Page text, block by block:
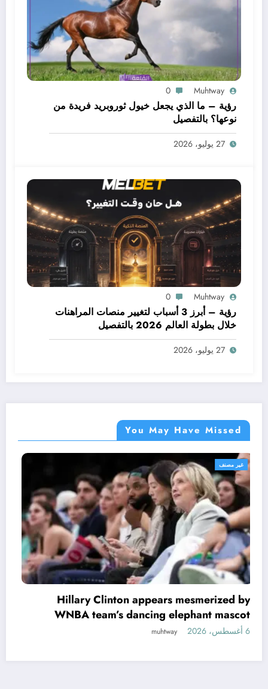
Muhtway
0
رؤية – ما الذي يجعل خيول ثوروبريد فريدة من
نوعها؟ بالتفصيل
27 يوليو، 2026
Muhtway
0
رؤية – أبرز 3 أسباب لتغيير منصات المراهنات
خلال بطولة العالم 2026 بالتفصيل
27 يوليو، 2026
You May Have Missed
غير مصنف
Hillary Clinton appears mesmerized by
WNBA team’s dancing elephant mascot
6 أغسطس، 2026